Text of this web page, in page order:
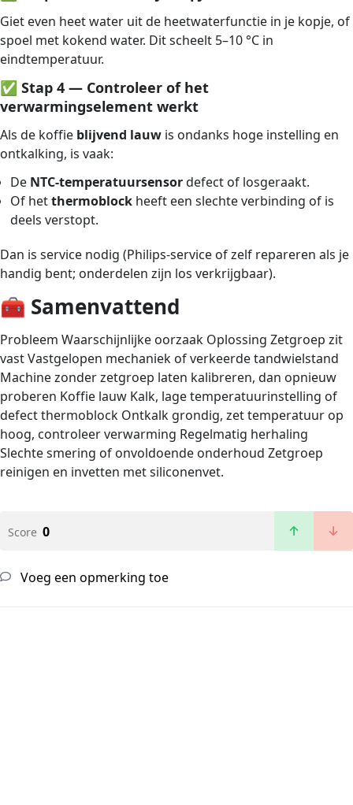
Giet even heet water uit de heetwaterfunctie in je kopje, of
spoel met kokend water. Dit scheelt 5–10 °C in
eindtemperatuur.
✅ Stap 4 — Controleer of het
verwarmingselement werkt
Als de koffie blijvend lauw is ondanks hoge instelling en
ontkalking, is vaak:
De NTC-temperatuursensordefect of losgeraakt.
Of hetthermoblock heeft een slechte verbinding of is
deels verstopt.
Dan is service nodig (Philips-service of zelf repareren als je
handig bent; onderdelen zijn los verkrijgbaar).
🧰 Samenvattend
Probleem Waarschijnlijke oorzaak Oplossing Zetgroep zit
vast Vastgelopen mechaniek of verkeerde tandwielstand
Machine zonder zetgroep laten kalibreren, dan opnieuw
proberen Koffie lauw Kalk, lage temperatuurinstelling of
defect thermoblock Ontkalk grondig, zet temperatuur op
hoog, controleer verwarming Regelmatig herhaling
Slechte smering of onvoldoende onderhoud Zetgroep
reinigen en invetten met siliconenvet.
Score 0
Voeg een opmerking toe